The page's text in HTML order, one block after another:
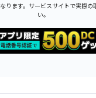
ります。サービスサイトで実際の
い。